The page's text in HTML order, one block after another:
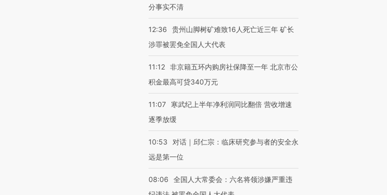
分事实不清
12:36
贵州山脚树矿难致16人死亡近三年 矿长
涉罪被罢免全国人大代表
11:12 非京籍五环内购房社保降至一年 北京市公
积金最高可贷340万元
11:07
寒武纪上半年净利润同比翻倍 营收增速
逐季放缓
10:53
对话｜邱仁宗：临床研究参与者的安全永
远是第一位
08:06
全国人大常委会：六名将领涉嫌严重违